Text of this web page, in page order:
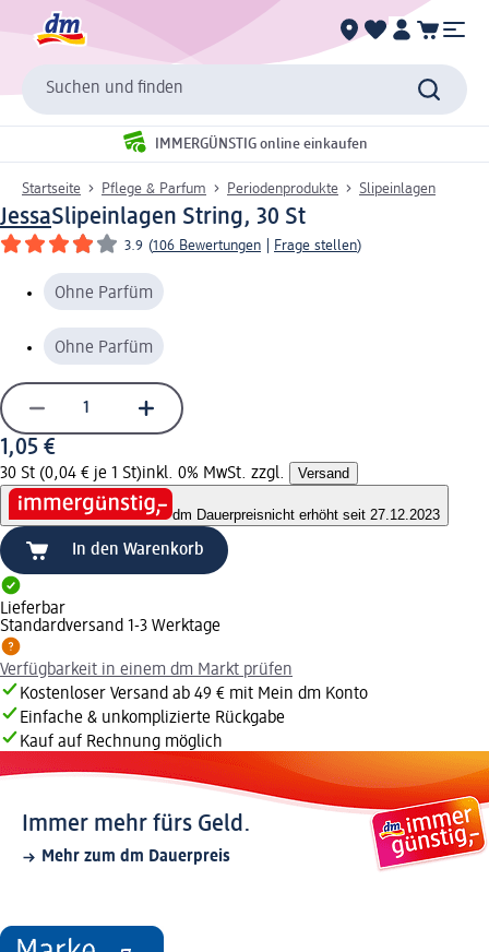
Suchen und finden
IMMERGÜNSTIG online einkaufen
Startseite Pflege & Parfum Periodenprodukte Slipeinlagen
JessaSlipeinlagen String, 30 St
3.9 (106 Bewertungen Frage stellen)
Ohne Parfüm
Ohne Parfüm
1,05 €
30 St (0,04 € je 1 St)inkl. 0% MwSt. zzgl. Versand
dm Dauerpreisnicht erhöht seit 27.12.2023
In den Warenkorb
Lieferbar
Standardversand 1-3 Werktage
Verfügbarkeit in einem dm Markt prüfen
Kostenloser Versand ab 49 € mit Mein dm Konto
Einfache & unkomplizierte Rückgabe
Kauf auf Rechnung möglich
Immer mehr fürs Geld.
Mehr zum dm Dauerpreis